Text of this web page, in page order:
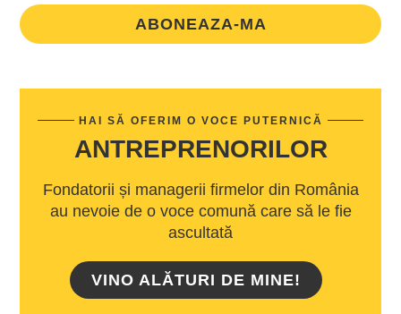
ABONEAZA-MA
HAI SĂ OFERIM O VOCE PUTERNICĂ
ANTREPRENORILOR
Fondatorii și managerii firmelor din România
au nevoie de o voce comună care să le fie
ascultată
VINO ALĂTURI DE MINE!